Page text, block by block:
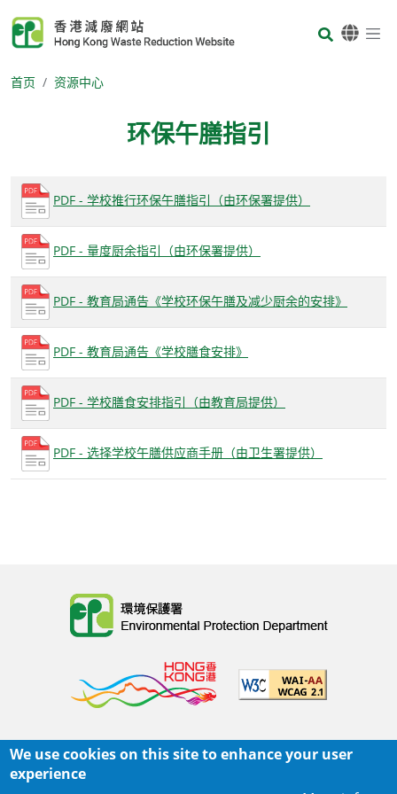
Body
首页 资源中心
环保午膳指引
Body
PDF - 学校推行环保午膳指引（由环保署提供）
PDF - 量度厨余指引（由环保署提供）
PDF - 教育局通告《学校环保午膳及减少厨余的安排》
PDF - 教育局通告《学校膳食安排》
PDF - 学校膳食安排指引（由教育局提供）
PDF - 选择学校午膳供应商手册（由卫生署提供）
主页 | 网页指南 | 重要告示 |
私隐政策
Body
We use cookies on this site to enhance your user
experience